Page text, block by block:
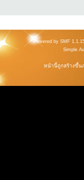
Powered by SMF
Simple
หน้านี้ถูกสร้างขึ้น